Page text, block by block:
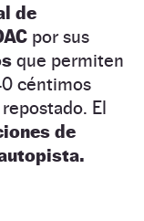
de
por sus
que permiten
céntimos
El
de